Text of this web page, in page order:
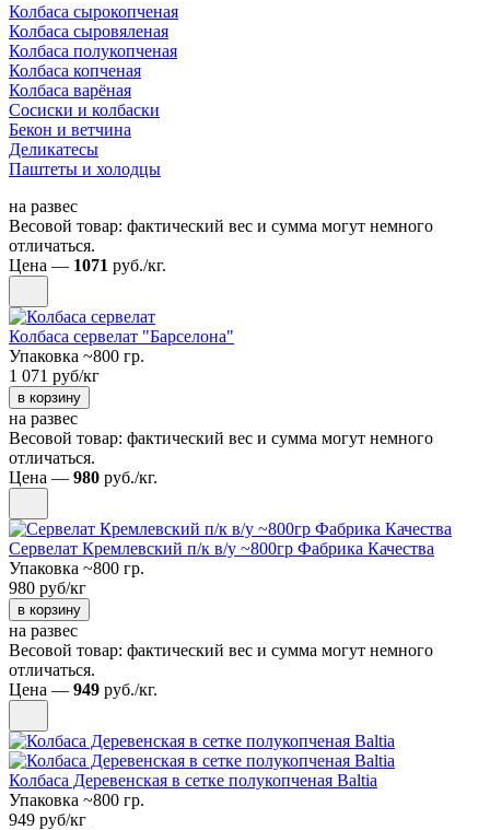
Колбаса сырокопченая
Колбаса сыровяленая
Колбаса полукопченая
Колбаса копченая
Колбаса варёная
Сосиски и колбаски
Бекон и ветчина
Деликатесы
Паштеты и холодцы
на развес
Весовой товар: фактический вес и сумма могут немного
отличаться.
Цена — 1071 руб./кг.
Колбаса сервелат "Барселона"
Упаковка ~800 гр.
1 071 руб/кг
в корзину
на развес
Весовой товар: фактический вес и сумма могут немного
отличаться.
Цена — 980 руб./кг.
Сервелат Кремлевский п/к в/у ~800гр Фабрика Качества
Упаковка ~800 гр.
980 руб/кг
в корзину
на развес
Весовой товар: фактический вес и сумма могут немного
отличаться.
Цена — 949 руб./кг.
Колбаса Деревенская в сетке полукопченая Baltia
Упаковка ~800 гр.
949 руб/кг